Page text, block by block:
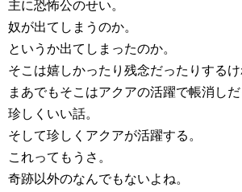
主に恐怖公のせい。
奴が出てしまうのか。
というか出てしまったのか。
そこは嬉しかったり残念だったりするけ
まあでもそこはアクアの活躍で帳消しだ
珍しくいい話。
そして珍しくアクアが活躍する。
これってもうさ。
奇跡以外のなんでもないよね。